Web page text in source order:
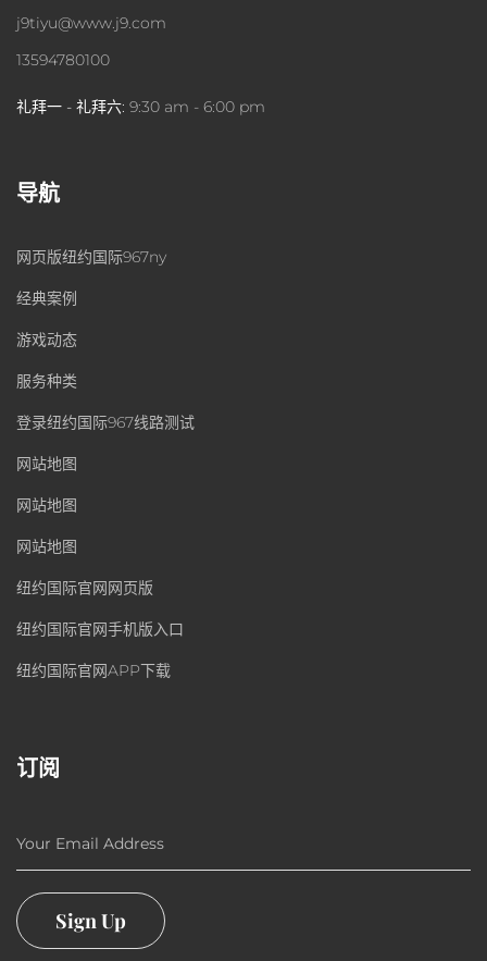
j9tiyu@www.j9.com
13594780100
礼拜一 - 礼拜六: 9:30 am - 6:00 pm
导航
网页版纽约国际967ny
经典案例
游戏动态
服务种类
登录纽约国际967线路测试
网站地图
网站地图
网站地图
纽约国际官网网页版
纽约国际官网手机版入口
纽约国际官网APP下载
订阅
Your Email Address
Sign Up